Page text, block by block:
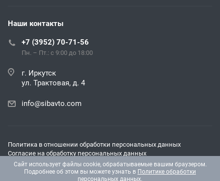
Наши контакты
+7 (3952) 70-71-56
Пн. – Пт.: с 9:00 до 18:00
г. Иркутск
ул. Трактовая, д. 4
info@sibavto.com
Политика в отношении обработки персональных данных
Согласие на обработку персональных данных
Согласие на получение рекламных и информационных
материалов
Сайт использует файлы cookie, обрабатываемые вашим браузером.
Подробнее об этом вы можете узнать в Политике обработки
персональных данных.